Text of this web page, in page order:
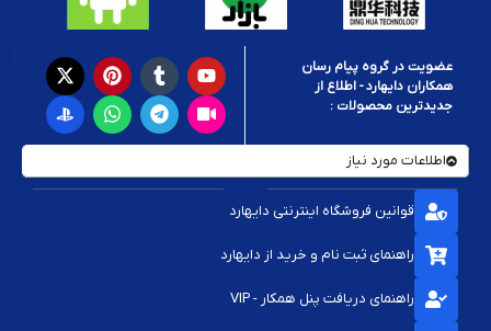
عضویت در گروه پیام رسان
همکاران دایهارد - اطلاع از
جدیدترین محصولات :
اطلاعات مورد نیاز
قوانین فروشگاه اینترنتی دایهارد
راهنمای ثبت نام و خرید از دایهارد
راهنمای دریافت پنل همکار - VIP